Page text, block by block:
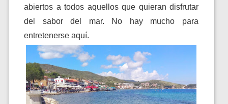
abiertos a todos aquellos que quieran disfrutar
del sabor del mar. No hay mucho para
entretenerse aquí.